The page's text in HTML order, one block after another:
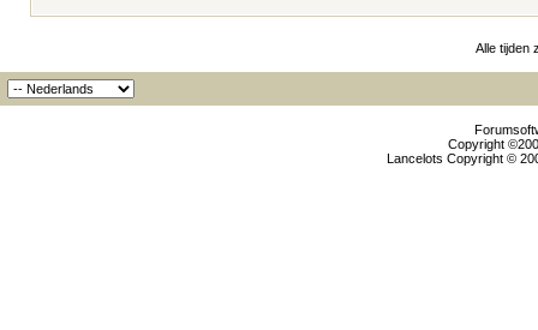
Alle tijden
Copyright
Lancelots Copyright ©